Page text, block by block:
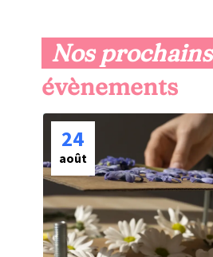
Nos prochains
évènements
24
août